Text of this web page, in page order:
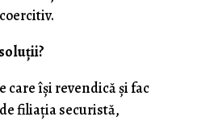
care îşi revendică şi fac
filiaţia securistă,